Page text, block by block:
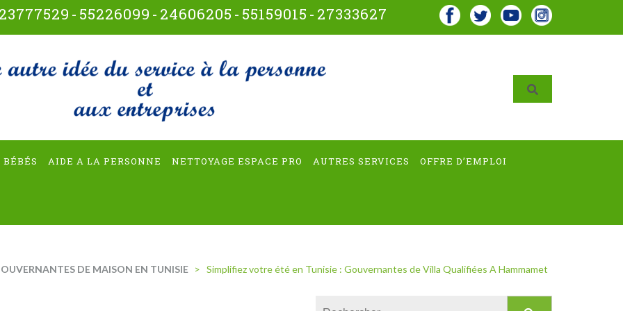
23777529 - 55226099 - 24606205 - 55159015 - 27333627
multiservices
BÉBÉS AIDE A LA PERSONNE NETTOYAGE ESPACE PRO AUTRES SERVICES OFFRE D’EMPLOI
DE MAISON EN TUNISIE > Simplifiez votre été en Tunisie : Gouvernantes de Villa Qualifiées A Hammamet
Rechercher :